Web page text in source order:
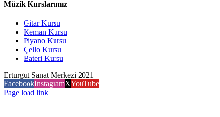
Müzik Kurslarımız
Gitar Kursu
Keman Kursu
Piyano Kursu
Çello Kursu
Bateri Kursu
Erturgut Sanat Merkezi 2021
FacebookInstagramXYouTube
Page load link